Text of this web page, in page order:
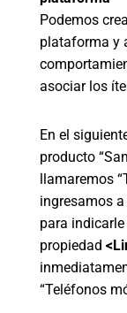
Podemos
plataforma y
asociar los
En el
producto
llamaremos
ingresamos
para
propiedad
“Teléfonos